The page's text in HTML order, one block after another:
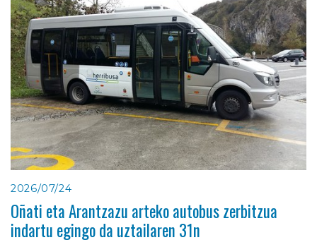
2026/07/24
Oñati eta Arantzazu arteko autobus zerbitzua
indartu egingo da uztailaren 31n